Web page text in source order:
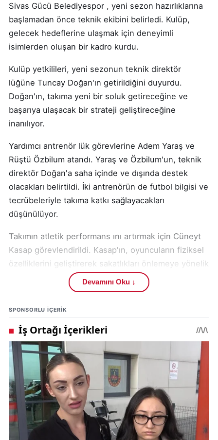
Sivas Gücü Belediyespor , yeni sezon hazırlıklarına
başlamadan önce teknik ekibini belirledi. Kulüp,
gelecek hedeflerine ulaşmak için deneyimli
isimlerden oluşan bir kadro kurdu.
Kulüp yetkilileri, yeni sezonun teknik direktör
lüğüne Tuncay Doğan'ın getirildiğini duyurdu.
Doğan'ın, takıma yeni bir soluk getireceğine ve
başarıya ulaşacak bir strateji geliştireceğine
inanılıyor.
Yardımcı antrenör lük görevlerine Adem Yaraş ve
Rüştü Özbilum atandı. Yaraş ve Özbilum'un, teknik
direktör Doğan'a saha içinde ve dışında destek
olacakları belirtildi. İki antrenörün de futbol bilgisi ve
tecrübeleriyle takıma katkı sağlayacakları
düşünülüyor.
Takımın atletik performans ını artırmak için Cüneyt
Kasap görevlendirildi. Kasap'ın, oyuncuların fiziksel
özelliklerini geliştirerek sakatlıkları önlemeye yönelik
çalışmalar yapacağı öğrenildi. Ayrıca, kaleci
antrenörlüğü görevine Kerim Özden atandı.
Özden'in, kalecilerin performansını yükseltmek için
özel programlar uygulayacağı kaydedildi.
Kulüp yönetimi ve Sivas Gücü Belediyespor ailesi,
yeni teknik ekibe başarılar diledi. Yönetim, ekibin
uyumlu bir şekilde çalışarak takımı hedeflerine
ulaştıracağına inandığını vurguladı.
Devamını Oku ↓
SPONSORLU IÇERIK